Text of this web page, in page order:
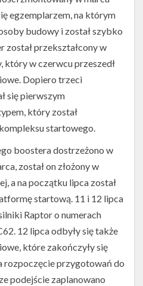
egzemplarzem, na którym
budowy i został szybko
został przekształcony w
w czerwcu przeszedł
Dopiero trzeci
się pierwszym
który został
startowego.
boostera dostrzeżono w
został on złożony w
a na początku lipca został
startową. 11 i 12 lipca
Raptor o numerach
12 lipca odbyły się także
które zakończyły się
rozpoczęcie przygotowań do
podejście zaplanowano